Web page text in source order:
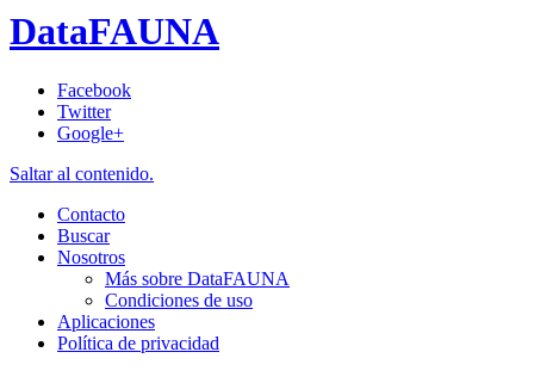
DataFAUNA
Facebook
Twitter
Google+
Saltar al contenido.
Contacto
Buscar
Nosotros
Más sobre DataFAUNA
Condiciones de uso
Aplicaciones
Política de privacidad